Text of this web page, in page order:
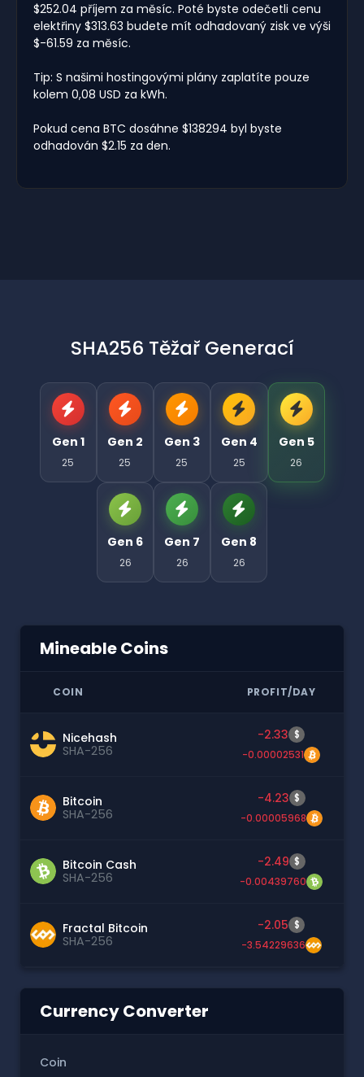
$252.04 příjem za měsíc. Poté byste odečetli cenu
elektřiny $313.63 budete mít odhadovaný zisk ve výši
$-61.59 za měsíc.
Tip: S našimi hostingovými plány zaplatíte pouze
kolem 0,08 USD za kWh.
Pokud cena BTC dosáhne $138294 byl byste
odhadován $2.15 za den.
SHA256 Těžař Generací
Gen 1
25
Gen 2
25
Gen 3
25
Gen 4
25
Gen 5
26
Gen 6
26
Gen 7
26
Gen 8
26
Mineable Coins
COIN PROFIT/DAY
Nicehash
SHA-256
-2.33 $
-0.00002531
Bitcoin
SHA-256
-4.23 $
-0.00005968
Bitcoin Cash
SHA-256
-2.49 $
-0.00439760
Fractal Bitcoin
SHA-256
-2.05 $
-3.54229636
Currency Converter
Coin